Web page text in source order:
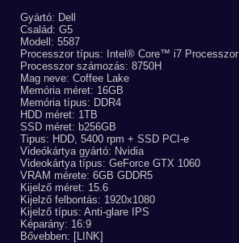
Gyártó: Dell
Család: G5
Modell: 5587
Processzor típus: Intel® Core™ i7 Processzor
Processzor számozás: 8750H
Mag neve: Coffee Lake
Memória méret: 16GB
Memória típus: DDR4
HDD méret: 1TB
SSD méret: b256GB
Tipus: HDD, 5400 rpm + SSD PCI-e
Videókártya gyártó: Nvidia
Videokártya típus: GeForce GTX 1060
VRAM mérete: 6GB GDDR5
Kijelző méret: 15.6
Kijelző felbontás: 1920x1080
Kijelző típus: Anti-glare IPS
Képarány: 16:9
Bővebben: [LINK]